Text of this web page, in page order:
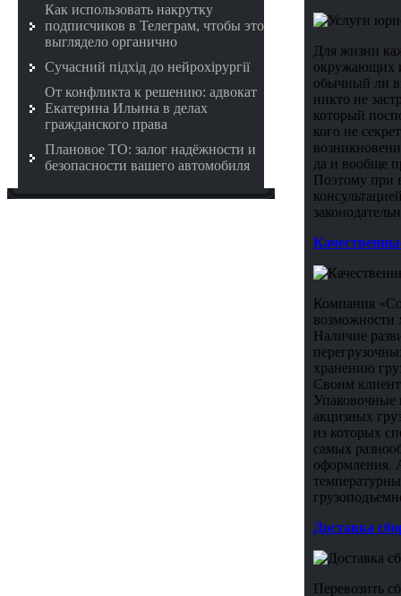
Как использовать накрутку
подписчиков в Телеграм, чтобы это
выглядело органично
Сучасний підхід до нейрохірургії
От конфликта к решению: адвокат
Екатерина Ильина в делах
гражданского права
Плановое ТО: залог надёжности и
безопасности вашего автомобиля
Для жизни
окружающих
обычный ли
никто не
который
кого не
да и вообще
Поэтому при
Компания
возможности
Наличие
хранению
Своим
Упаковочные
акцизных
из которых
самых
оформления.
Доставка
Перевозить